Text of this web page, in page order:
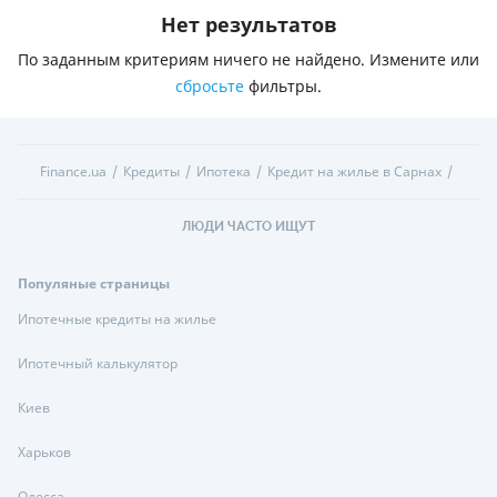
Нет результатов
По заданным критериям ничего не найдено. Измените или
сбросьте фильтры.
Finance.ua Кредиты Ипотека Кредит на жилье в Сарнах
ЛЮДИ ЧАСТО ИЩУТ
Популяные страницы
Ипотечные кредиты на жилье
Ипотечный калькулятор
Киев
Харьков